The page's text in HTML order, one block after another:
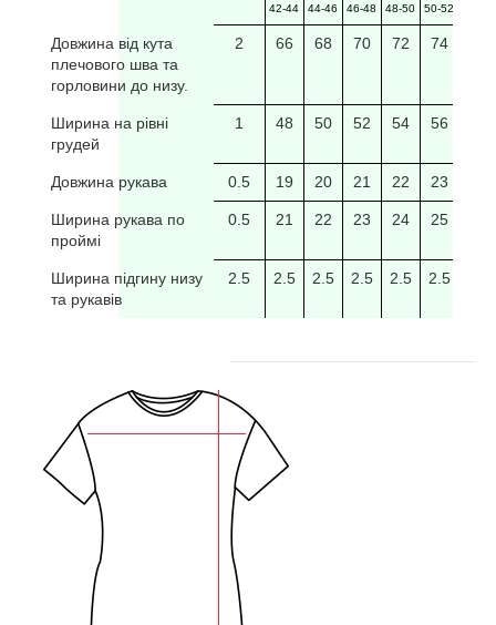
42-44 44-46 46-48 48-50 50-52
Довжина від кута
плечового шва та
горловини до низу.
2 66 68 70 72 74
Ширина на рівні
грудей
1 48 50 52 54 56
Довжина рукава 0.5 19 20 21 22 23
Ширина рукава по
проймі
0.5 21 22 23 24 25
Ширина підгину низу
та рукавів
2.5 2.5 2.5 2.5 2.5 2.5